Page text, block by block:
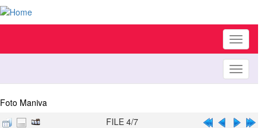
Toggle
Toggle
Foto Maniva
FILE 4/7